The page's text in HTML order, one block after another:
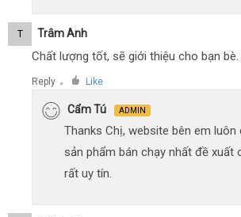
T Trâm Anh
Chất lượng tốt, sẽ giới thiệu cho bạn bè.
Reply ● Like
Cẩm Tú ADMIN
Thanks Chị, website bên em luôn
sản phẩm bán chạy nhất đề xuất
rất uy tín.